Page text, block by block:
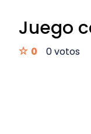
Juego
0 0 votos